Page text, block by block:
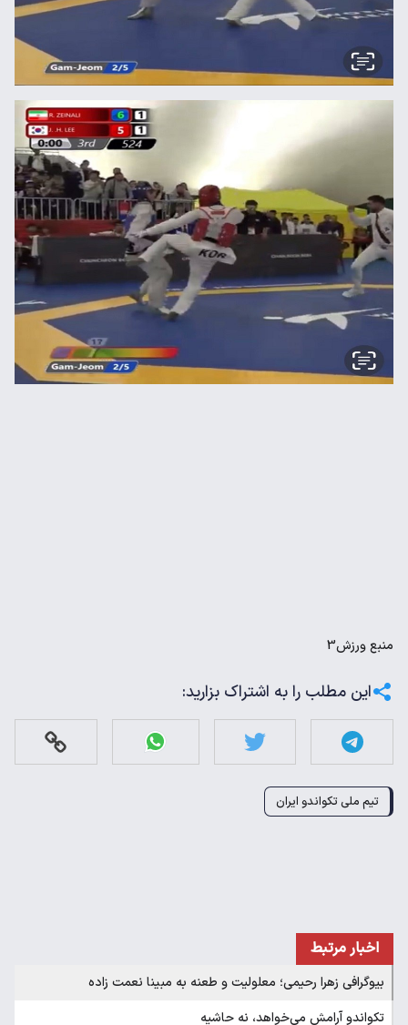
منبعورزش3
این مطلب را به اشتراک بزارید:
تیم ملی تکواندو ایران
اخبار مرتبط
بیوگرافی زهرا رحیمی؛ معلولیت و طعنه به مبینا نعمت زاده
تکواندو آرامش می‌خواهد، نه حاشیه